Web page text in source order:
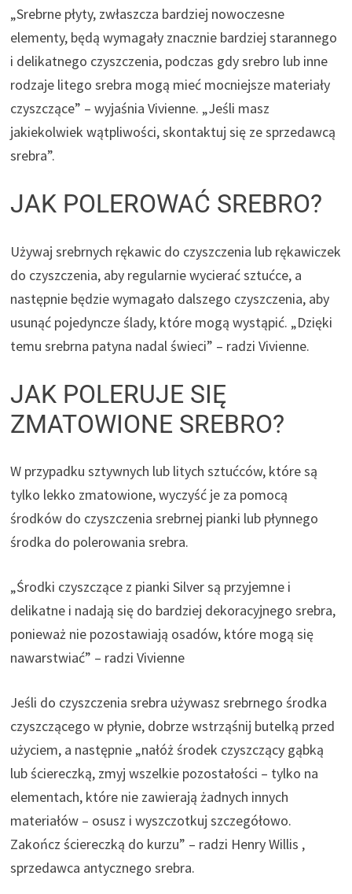
„Srebrne płyty, zwłaszcza bardziej nowoczesne
elementy, będą wymagały znacznie bardziej starannego
i delikatnego czyszczenia, podczas gdy srebro lub inne
rodzaje litego srebra mogą mieć mocniejsze materiały
czyszczące” – wyjaśnia Vivienne. „Jeśli masz
jakiekolwiek wątpliwości, skontaktuj się ze sprzedawcą
srebra”.
JAK POLEROWAĆ SREBRO?
Używaj srebrnych rękawic do czyszczenia lub rękawiczek
do czyszczenia, aby regularnie wycierać sztućce, a
następnie będzie wymagało dalszego czyszczenia, aby
usunąć pojedyncze ślady, które mogą wystąpić. „Dzięki
temu srebrna patyna nadal świeci” – radzi Vivienne.
JAK POLERUJE SIĘ
ZMATOWIONE SREBRO?
W przypadku sztywnych lub litych sztućców, które są
tylko lekko zmatowione, wyczyść je za pomocą
środków do czyszczenia srebrnej pianki lub płynnego
środka do polerowania srebra.
„Środki czyszczące z pianki Silver są przyjemne i
delikatne i nadają się do bardziej dekoracyjnego srebra,
ponieważ nie pozostawiają osadów, które mogą się
nawarstwiać” – radzi Vivienne
Jeśli do czyszczenia srebra używasz srebrnego środka
czyszczącego w płynie, dobrze wstrząśnij butelką przed
użyciem, a następnie „nałóż środek czyszczący gąbką
lub ściereczką, zmyj wszelkie pozostałości – tylko na
elementach, które nie zawierają żadnych innych
materiałów – osusz i wyszczotkuj szczegółowo.
Zakończ ściereczką do kurzu” – radzi Henry Willis ,
sprzedawca antycznego srebra.